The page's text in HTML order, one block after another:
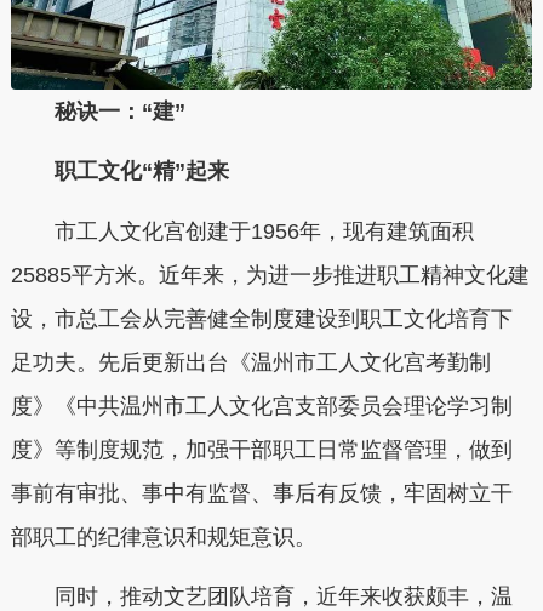
秘诀一：“建”
职工文化“精”起来
市工人文化宫创建于1956年，现有建筑面积
25885平方米。近年来，为进一步推进职工精神文化建
设，市总工会从完善健全制度建设到职工文化培育下
足功夫。先后更新出台《温州市工人文化宫考勤制
度》《中共温州市工人文化宫支部委员会理论学习制
度》等制度规范，加强干部职工日常监督管理，做到
事前有审批、事中有监督、事后有反馈，牢固树立干
部职工的纪律意识和规矩意识。
同时，推动文艺团队培育，近年来收获颇丰，温